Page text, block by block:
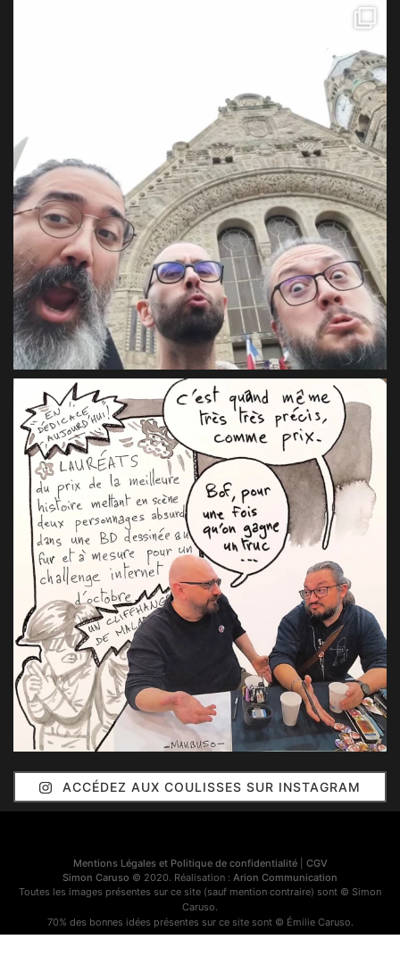
ACCÉDEZ AUX COULISSES SUR INSTAGRAM
Mentions Légales et Politique de confidentialité| CGV
Simon Caruso © 2020. Réalisation : Arion Communication
Toutes les images présentes sur ce site (sauf mention contraire) sont © Simon
Caruso.
70% des bonnes idées présentes sur ce site sont © Émilie Caruso.